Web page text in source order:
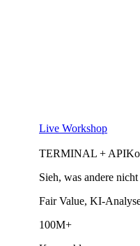
Live Workshop
TERMINAL + API
Sieh, was andere nicht
Fair Value, KI-
100M+